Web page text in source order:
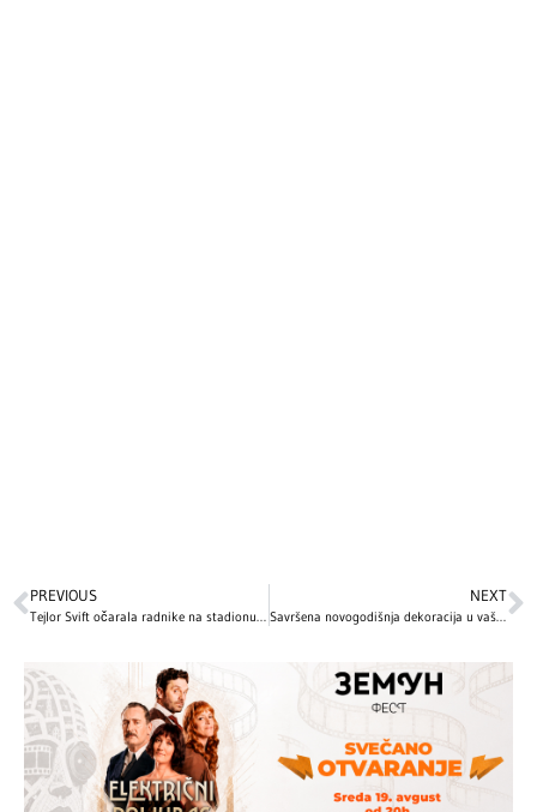
PREVIOUS NEXT
Savršena novogodišnja dekoracija u vašem domu: 10 jednostavnih ideja kako da uredite svoj prostor sa malo novca